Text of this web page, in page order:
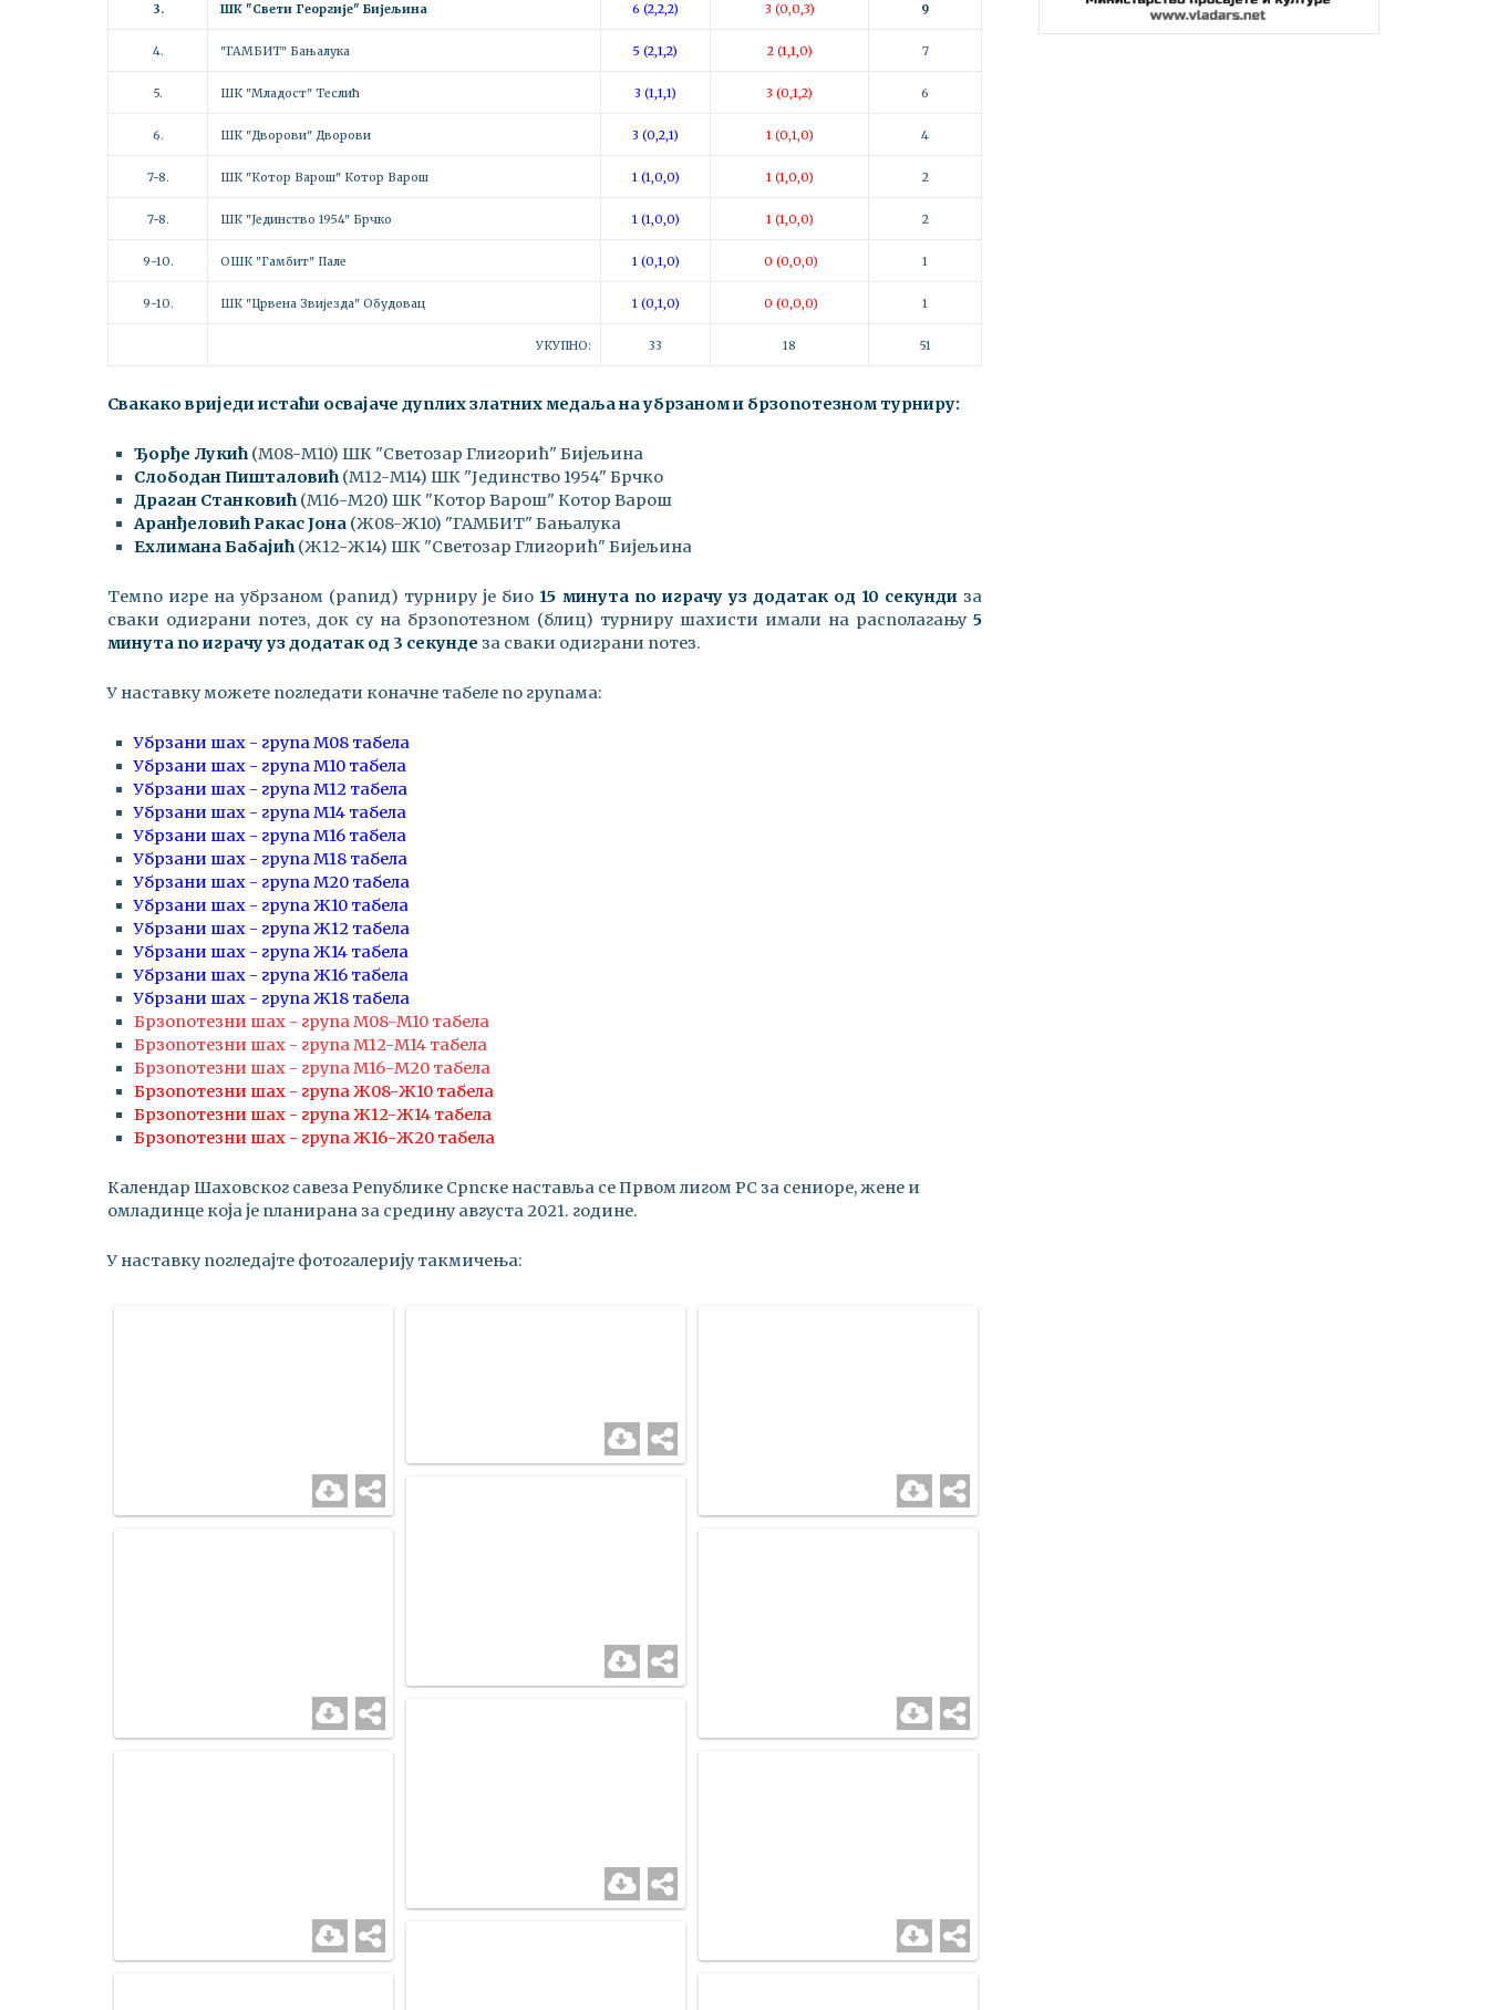
3. ШК "Свети Георгије" Бијељина 6 (2,2,2) 3 (0,0,3) 9
4. "ГАМБИТ" Бањалука 5 (2,1,2) 2 (1,1,0) 7
5. ШК "Младост" Теслић 3 (1,1,1) 3 (0,1,2) 6
6. ШК "Дворови" Дворови 3 (0,2,1) 1 (0,1,0) 4
7-8. ШК "Котор Варош" Котор Варош 1 (1,0,0) 1 (1,0,0) 2
7-8. ШК "Јединство 1954" Брчко 1 (1,0,0) 1 (1,0,0) 2
9-10. ОШК "Гамбит" Пале 1 (0,1,0) 0 (0,0,0) 1
9-10. ШК "Црвена Звијезда" Обудовац 1 (0,1,0) 0 (0,0,0) 1
УКУПНО: 33 18 51
Свакако вриједи истаћи освајаче дуплих златних медаља на убрзаном и брзопотезном турниру:
Ђорђе Лукић(М08-М10) ШК "Светозар Глигорић" Бијељина
Слободан Пишталовић(М12-М14) ШК "Јединство 1954" Брчко
Драган Станковић(М16-М20) ШК "Котор Варош" Котор Варош
Аранђеловић Ракас Јона (Ж08-Ж10) "ГАМБИТ" Бањалука
Ехлимана Бабајић(Ж12-Ж14) ШК "Светозар Глигорић" Бијељина
Темпо игре на убрзаном (рапид) турниру је био 15 минута по играчу уз додатак од 10 секундиза
сваки одиграни потез, док су на брзопотезном (блиц) турниру шахисти имали на располагању 5
минута по играчу уз додатак од 3 секунде за сваки одиграни потез.
У наставку можете погледати коначне табеле по групама:
Убрзани шах - група М08 табела
Убрзани шах - група М10 табела
Убрзани шах - група М12 табела
Убрзани шах - група М14 табела
Убрзани шах - група М16 табела
Убрзани шах - група М18 табела
Убрзани шах - група М20 табела
Убрзани шах - група Ж10 табела
Убрзани шах - група Ж12 табела
Убрзани шах - група Ж14 табела
Убрзани шах - група Ж16 табела
Убрзани шах - група Ж18 табела
Брзопотезни шах - група М08-М10 табела
Брзопотезни шах - група М12-М14 табела
Брзопотезни шах - група М16-М20 табела
Брзопотезни шах - група Ж08-Ж10 табела
Брзопотезни шах - група Ж12-Ж14 табела
Брзопотезни шах - група Ж16-Ж20 табела
Календар Шаховског савеза Републике Српске наставља се Првом лигом РС за сениоре, жене и
омладинце која је планирана за средину августа 2021. године.
У наставку погледајте фотогалерију такмичења: